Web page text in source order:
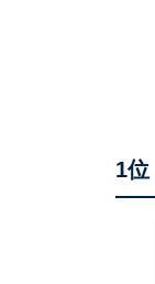
1位